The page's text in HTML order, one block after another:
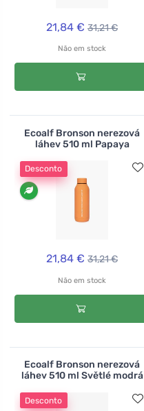
21,84 € 31,21 €
Não em stock
Ecoalf Bronson nerezová
láhev 510 ml Papaya
Desconto
21,84 € 31,21 €
Não em stock
Ecoalf Bronson nerezová
láhev 510 ml Světlé modrá
Desconto